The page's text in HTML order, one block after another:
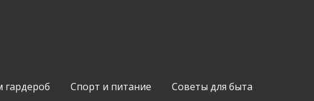
гардероб Спорт и питание Советы для быта